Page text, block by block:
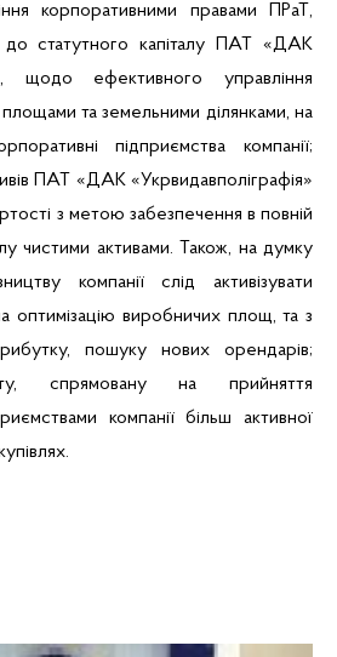
корпоративними правами
ПРаТ ,
до статутного капіталу ПАТ «ДАК
щодо ефективного управління
та земельними ділянками, на
підприємства компанії;
ПАТ «ДАК «Укрвидавполіграфія»
з метою забезпечення в повній
чистими активами. Також, на думку
компанії слід активізувати
оптимізацію виробничих площ, та з
пошуку нових орендарів;
спрямовану на прийняття
компанії більш активної
.